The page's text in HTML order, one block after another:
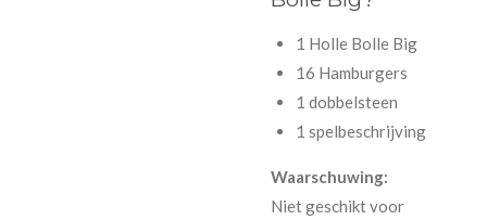
1 Holle Bolle Big
16 Hamburgers
1 dobbelsteen
1 spelbeschrijving
Waarschuwing:
Niet geschikt voor